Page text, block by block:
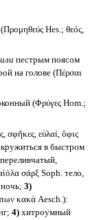
Hes.; θεός,
или пестрым поясом
на голове (Πέρσαι
(Φρύγες Hom.;
εὐλαί, ὄφις
в быстром
σάρξ Soph. тело,
3)
κακά Aesch.):
4)хитроумный